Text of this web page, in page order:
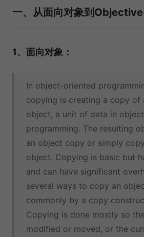
一、从面向对象到
1、面向对象：
In object-oriented
copying is creating a copy of
object, a unit of data in
programming. The resulting
an object copy or simply
object. Copying is basic but
and can have significant
several ways to copy an
commonly by a copy
Copying is done mostly so
modified or moved, or the